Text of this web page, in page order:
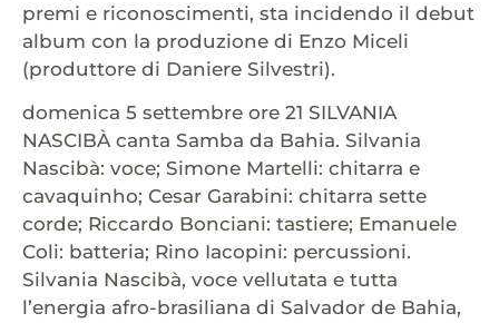
premi e riconoscimenti, sta incidendo il debut
album con la produzione di Enzo Miceli
(produttore di Daniere Silvestri).
domenica 5 settembre ore 21 SILVANIA
NASCIBÀ canta Samba da Bahia. Silvania
Nascibà: voce; Simone Martelli: chitarra e
cavaquinho; Cesar Garabini: chitarra sette
corde; Riccardo Bonciani: tastiere; Emanuele
Coli: batteria; Rino Iacopini: percussioni.
Silvania Nascibà, voce vellutata e tutta
l’energia afro-brasiliana di Salvador de Bahia,